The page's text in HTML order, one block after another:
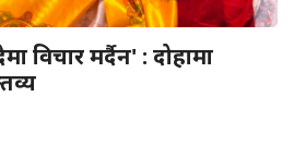
विचार मर्दैन' : दोहामा